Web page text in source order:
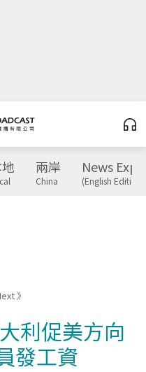
兩岸
China
News
(English Edition)
》
利促美方向
發工資